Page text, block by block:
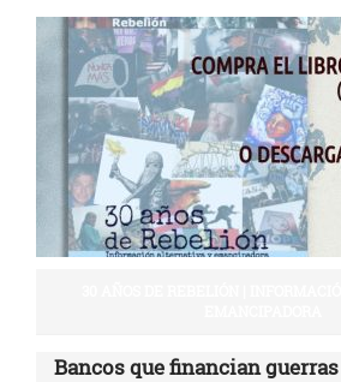
Bancos que financian guerras